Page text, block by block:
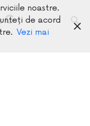
noastre.
de acord
Vezi mai